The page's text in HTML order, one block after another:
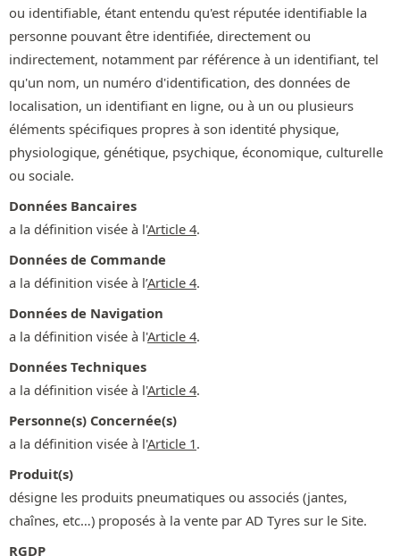
ou identifiable, étant entendu qu'est réputée identifiable la
personne pouvant être identifiée, directement ou
indirectement, notamment par référence à un identifiant, tel
qu'un nom, un numéro d'identification, des données de
localisation, un identifiant en ligne, ou à un ou plusieurs
éléments spécifiques propres à son identité physique,
physiologique, génétique, psychique, économique, culturelle
ou sociale.
Données Bancaires
a la définition visée à l'Article 4.
Données de Commande
a la définition visée à l’Article 4.
Données de Navigation
a la définition visée à l'Article 4.
Données Techniques
a la définition visée à l'Article 4.
Personne(s) Concernée(s)
a la définition visée à l'Article 1.
Produit(s)
désigne les produits pneumatiques ou associés (jantes,
chaînes, etc…) proposés à la vente par AD Tyres sur le Site.
RGDP